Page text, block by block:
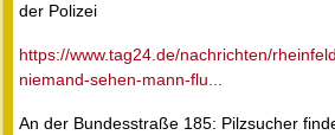
der Polizei
https://www.tag24.de/nachrichten/
niemand-sehen-mann-flu...
An der Bundesstraße 185: Pilzsucher